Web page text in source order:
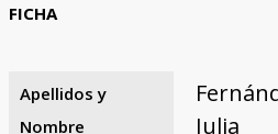
Razones y
El equipo
Colaboradores
Fuentes
FICHA
Apellidos y
Nombre
Julia